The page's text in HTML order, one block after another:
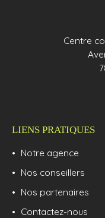
Centre
LIENS PRATIQUES
Notre agence
Nos conseillers
Nos partenaires
Contactez-nous